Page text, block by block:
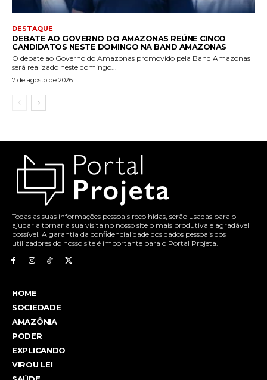
DESTAQUE
DEBATE AO GOVERNO DO AMAZONAS REÚNE CINCO
CANDIDATOS NESTE DOMINGO NA BAND AMAZONAS
O debate ao Governo do Amazonas promovido pela Band Amazonas
será realizado neste domingo...
7 de agosto de 2026
Todas as suas informações pessoais recolhidas, serão usadas para o
ajudar a tornar a sua visita no nosso site o mais produtiva e agradável
possível. A garantia da confidencialidade dos dados pessoais dos
utilizadores do nosso site é importante para o Portal Projeta.
HOME
SOCIEDADE
AMAZÔNIA
PODER
EXPLICANDO
VIROU LEI